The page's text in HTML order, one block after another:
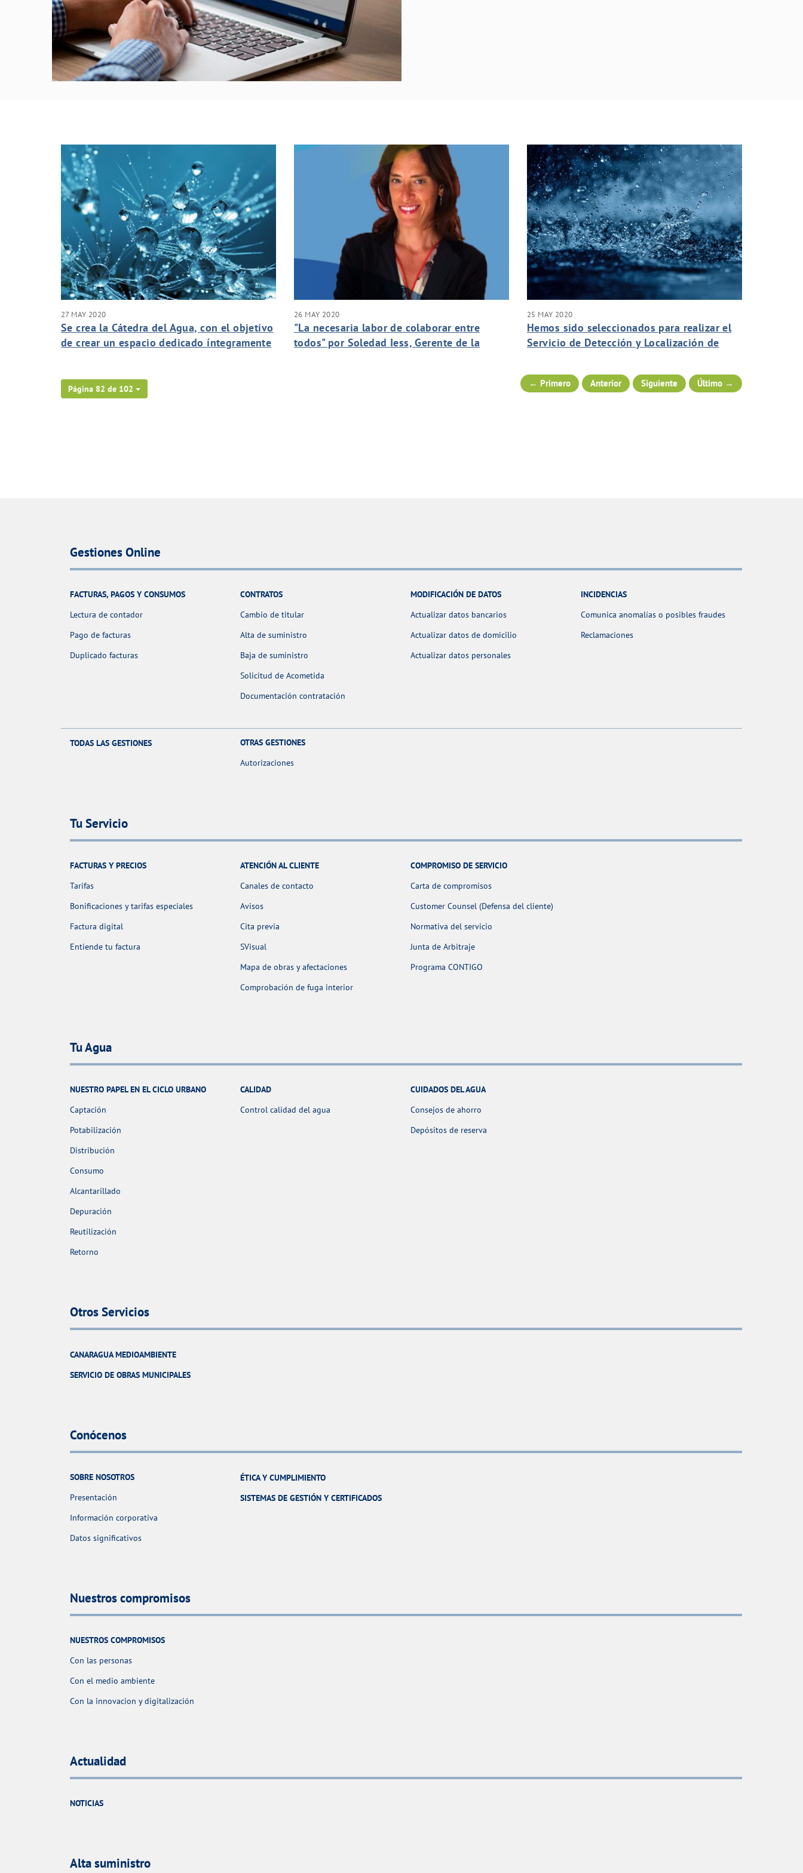
27 MAY 2020
Se crea la Cátedra del Agua, con el objetivo
de crear un espacio dedicado íntegramente
recursos hídricos y la sostenibilidad
ambiental.
26 MAY 2020
"La necesaria labor de colaborar entre
todos" por Soledad Iess, Gerente de la
25 MAY 2020
Hemos sido seleccionados para realizar el
Servicio de Detección y Localización de
Fuerteventura.
Página 82 de 102
← Primero Anterior Siguiente Último →
Gestiones Online
FACTURAS, PAGOS Y CONSUMOS
Lectura de contador
Pago de facturas
Duplicado facturas
CONTRATOS
Cambio de titular
Alta de suministro
Baja de suministro
Solicitud de Acometida
Documentación contratación
MODIFICACIÓN DE DATOS
Actualizar datos bancarios
Actualizar datos de domicilio
Actualizar datos personales
INCIDENCIAS
Comunica anomalías o posibles fraudes
Reclamaciones
TODAS LAS GESTIONES
OTRAS GESTIONES
Autorizaciones
Tu Servicio
FACTURAS Y PRECIOS
Tarifas
Bonificaciones y tarifas especiales
Factura digital
Entiende tu factura
ATENCIÓN AL CLIENTE
Canales de contacto
Avisos
Cita previa
SVisual
Mapa de obras y afectaciones
Comprobación de fuga interior
COMPROMISO DE SERVICIO
Carta de compromisos
Customer Counsel (Defensa del cliente)
Normativa del servicio
Junta de Arbitraje
Programa CONTIGO
Tu Agua
NUESTRO PAPEL EN EL CICLO URBANO
Captación
Potabilización
Distribución
Consumo
Alcantarillado
Depuración
Reutilización
Retorno
CALIDAD
Control calidad del agua
CUIDADOS DEL AGUA
Consejos de ahorro
Depósitos de reserva
Otros Servicios
CANARAGUA MEDIOAMBIENTE
SERVICIO DE OBRAS MUNICIPALES
Conócenos
SOBRE NOSOTROS
Presentación
Información corporativa
Datos significativos
ÉTICA Y CUMPLIMIENTO
SISTEMAS DE GESTIÓN Y CERTIFICADOS
Nuestros compromisos
NUESTROS COMPROMISOS
Con las personas
Con el medio ambiente
Con la innovacion y digitalización
Actualidad
NOTICIAS
Alta suministro